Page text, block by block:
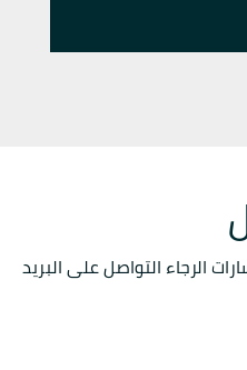
الرجاء التواصل على البريد